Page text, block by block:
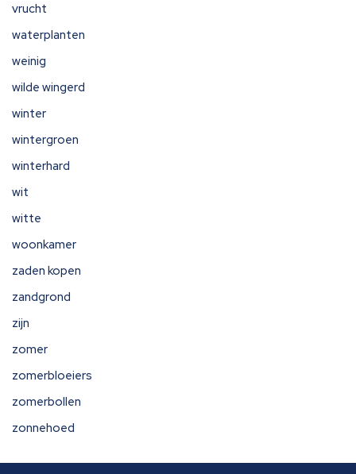
vrucht
waterplanten
weinig
wilde wingerd
winter
wintergroen
winterhard
wit
witte
woonkamer
zaden kopen
zandgrond
zijn
zomer
zomerbloeiers
zomerbollen
zonnehoed